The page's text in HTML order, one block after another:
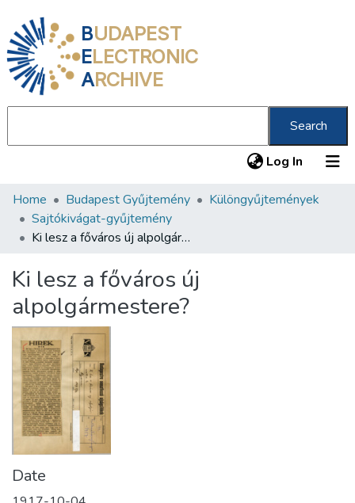
BUDAPEST
ELECTRONIC
ARCHIVE
Search
Log In (current)
Communities & Collections
All of DSpace
About us
Home Budapest Gyűjtemény
Különgyűjtemények
Sajtókivágat-gyűjtemény
Ki lesz a főváros új alpolgármestere?
Ki lesz a főváros új
alpolgármestere?
Date